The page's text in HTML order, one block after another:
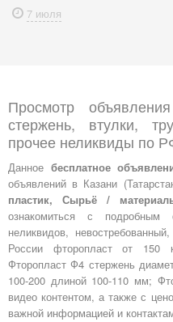
7 июля
Просмотр
стержень, втулки,
прочее неликвиды по
Данное бесплатное
объявлений в Казани
пластик, Сырьё /
ознакомиться с
неликвидов,
России фторопласт от 150
Фторопласт Ф4 стержень
100-200 длиной 100-110 мм;
видео контентом, а также с
важной информацией и